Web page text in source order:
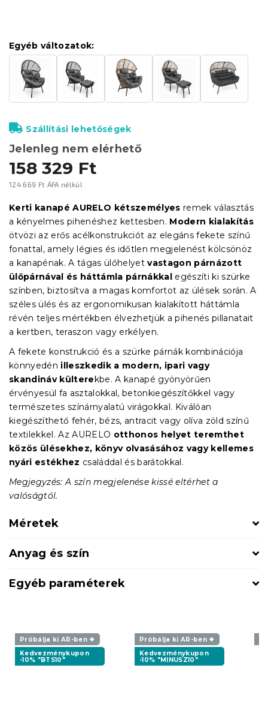
158 329 Ft
124 669 Ft ÁFA nélkül
Jelenleg nem elérhető
Egyéb változatok:
Szállítási lehetőségek
Kerti kanapé AURELO kétszemélyes remek választás
a kényelmes pihenéshez kettesben. Modern kialakítás
ötvözi az erős acélkonstrukciót az elegáns fekete színű
fonattal, amely légies és időtlen megjelenést kölcsönöz
a kanapénak. A tágas ülőhelyetvastagon párnázott
ülőpárnával és háttámla párnákkal egészíti ki szürke
színben, biztosítva a magas komfortot az ülések során. A
széles ülés és az ergonomikusan kialakított háttámla
révén teljes mértékben élvezhetjük a pihenés pillanatait
a kertben, teraszon vagy erkélyen.
A fekete konstrukció és a szürke párnák kombinációja
könnyedén illeszkedik a modern, ipari vagy
skandináv külterekbe. A kanapé gyönyörűen
érvényesül fa asztalokkal, betonkiegészítőkkel vagy
természetes színárnyalatú virágokkal. Kiválóan
kiegészíthető fehér, bézs, antracit vagy olíva zöld színű
textilekkel. Az AURELO otthonos helyet teremthet
közös ülésekhez, könyv olvasásához vagy kellemes
nyári estékhez családdal és barátokkal.
Megjegyzés: A szín megjelenése kissé eltérhet a
valóságtól.
Méretek
Anyag és szín
Egyéb paraméterek
Próbálja ki AR-ben ❖
Kedvezménykupon
-10% "BTS10"
Próbálja ki AR-ben ❖
Kedvezménykupon
-10% "MINUSZ10"